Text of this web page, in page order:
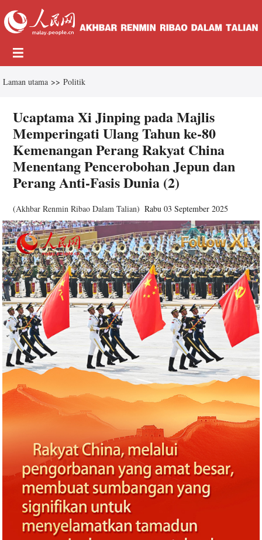
Laman utama >> Politik
Ucaptama Xi Jinping pada Majlis
Memperingati Ulang Tahun ke-80
Kemenangan Perang Rakyat China
Menentang Pencerobohan Jepun dan
Perang Anti-Fasis Dunia (2)
(Akhbar Renmin Ribao Dalam Talian) Rabu 03 September 2025